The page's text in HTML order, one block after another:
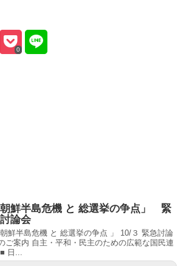
0
朝鮮半島危機 と 総選挙の争点」 緊
論会
朝鮮半島危機 と 総選挙の争点 」 10/３ 緊急討論
ご案内 自主・平和・民主のための広範な国民連
日...